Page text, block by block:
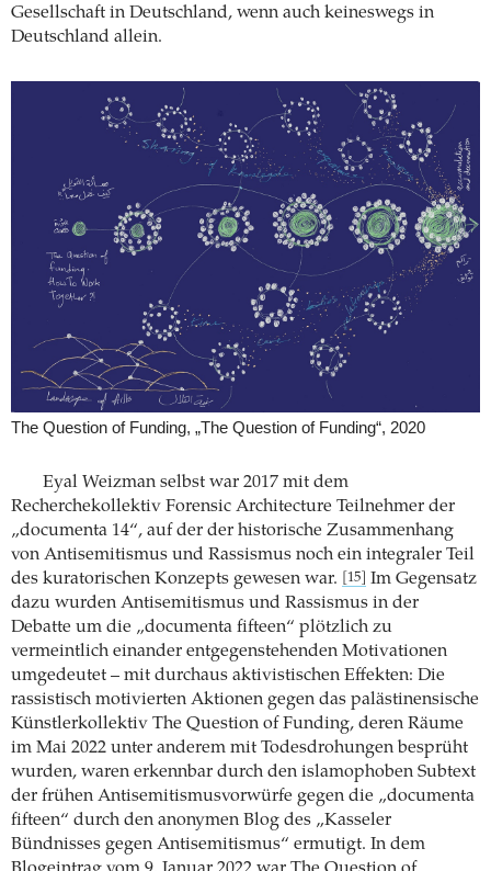
Gesellschaft in Deutschland, wenn auch keineswegs in
Deutschland allein.
The Question of Funding, „The Question of Funding“, 2020
Eyal Weizman selbst war 2017 mit dem
Recherchekollektiv Forensic Architecture Teilnehmer der
„documenta 14“, auf der der historische Zusammenhang
von Antisemitismus und Rassismus noch ein integraler Teil
des kuratorischen Konzepts gewesen war.
[15]
Im Gegensatz
dazu wurden Antisemitismus und Rassismus in der
Debatte um die „documenta fifteen“ plötzlich zu
vermeintlich einander entgegenstehenden Motivationen
umgedeutet – mit durchaus aktivistischen Effekten: Die
rassistisch motivierten Aktionen gegen das palästinensische
Künstlerkollektiv The Question of Funding, deren Räume
im Mai 2022 unter anderem mit Todesdrohungen besprüht
wurden, waren erkennbar durch den islamophoben Subtext
der frühen Antisemitismusvorwürfe gegen die „documenta
fifteen“ durch den anonymen Blog des „Kasseler
Bündnisses gegen Antisemitismus“ ermutigt. In dem